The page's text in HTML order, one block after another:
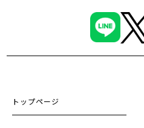
トップページ